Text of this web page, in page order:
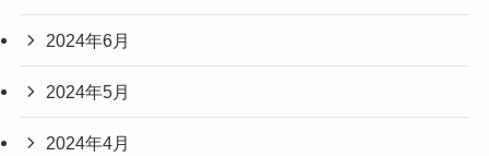
2024年6月
2024年5月
2024年4月